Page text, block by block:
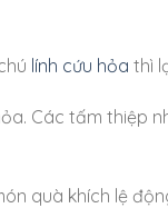
lính cứu hỏa thì
Các tấm thiệp
quà khích lệ